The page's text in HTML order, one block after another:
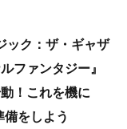
ック：ザ・ギャザ
ファンタジー』
！これを機に
をしよう